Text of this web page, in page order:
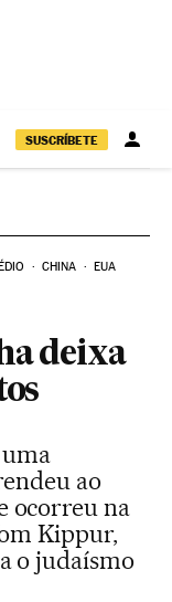
SUSCRÍBETE
CHINA EUA
deixa
ao
ocorreu na
Kippur,
o judaísmo